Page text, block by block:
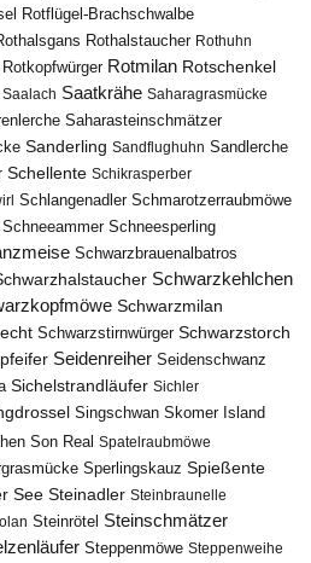
Rotflügel-Brachschwalbe
Rothalstaucher Rothuhn
Rotkopfwürger Rotmilan Rotschenkel
Saalach Saatkrähe Saharagrasmücke
Saharasteinschmätzer
Sanderling Sandflughuhn Sandlerche
Schellente Schikrasperber
Schlangenadler Schmarotzerraubmöwe
Schneeammer Schneesperling
Schwarzbrauenalbatros
Schwarzkehlchen
Schwarzmilan
Schwarzstirnwürger Schwarzstorch
Seidenreiher Seidenschwanz
Sichelstrandläufer Sichler
Singschwan Skomer Island
Son Real Spatelraubmöwe
Sperlingskauz Spießente
See Steinadler Steinbraunelle
Steinrötel Steinschmätzer
Steppenmöwe Steppenweihe